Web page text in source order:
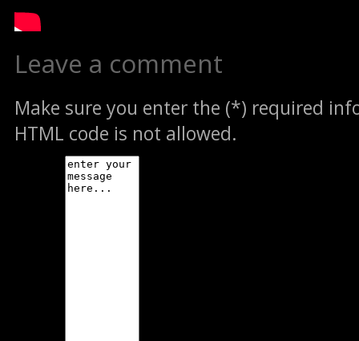
Leave a comment
Make sure you enter the (*) required
HTML code is not allowed.